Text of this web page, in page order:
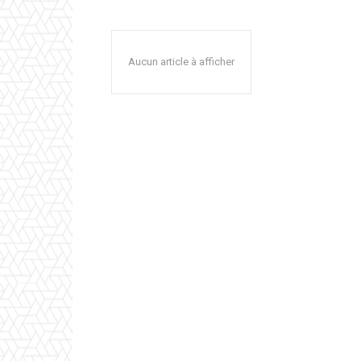
Aucun article à afficher